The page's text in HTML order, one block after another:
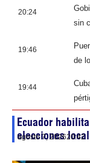
20:24
sin
19:46
de
19:44
Ecuador
elecciones
agosto 7, 202620:42